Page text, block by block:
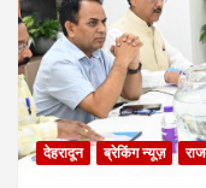
देहरादून ब्रेकिंग न्यूज़